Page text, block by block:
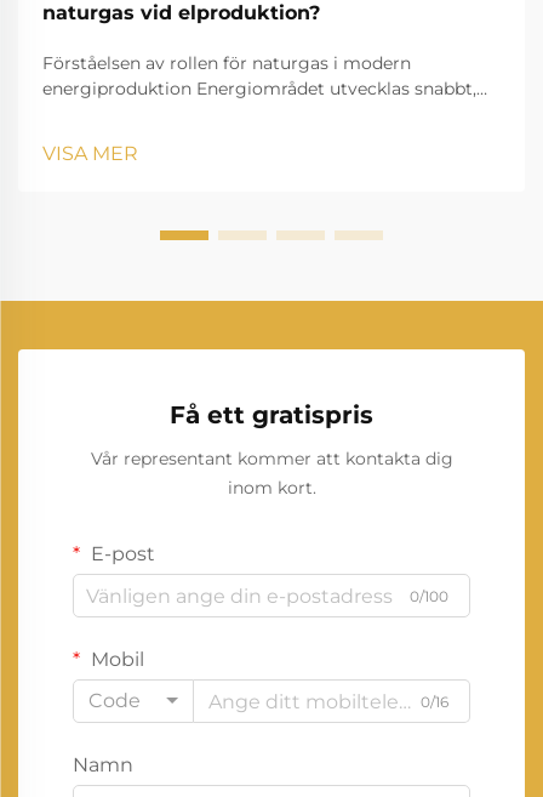
naturgas vid elproduktion?
Förståelsen av rollen för naturgas i modern
energiproduktion Energiområdet utvecklas snabbt,
världen över söker renare, mer effektiva...
VISA MER
Få ett gratispris
Vår representant kommer att kontakta dig
inom kort.
E-post
0/100
Mobil
Code
0/16
Namn